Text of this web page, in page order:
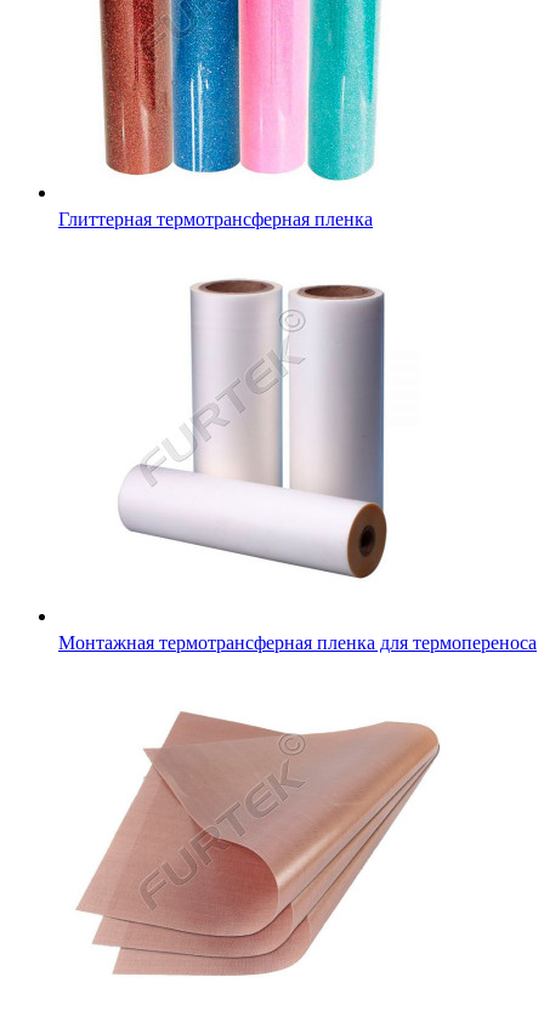
Глиттерная термотрансферная пленка
Монтажная термотрансферная пленка для термопереноса